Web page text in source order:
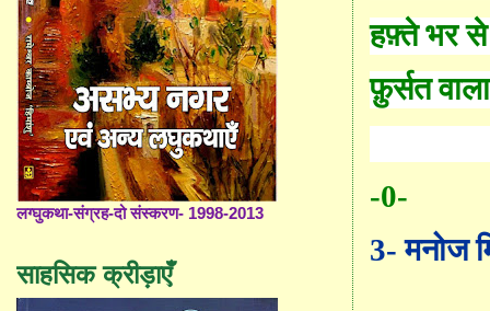
हफ़्ते भर से
फ़ुर्सत
-0-
3- मनोज
लग्घुकथा-संग्रह-दो संस्करण- 1998-2013
साहसिक क्रीड़ाएँ